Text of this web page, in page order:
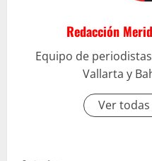
Redacción
Equipo de
Vallarta y
Ver